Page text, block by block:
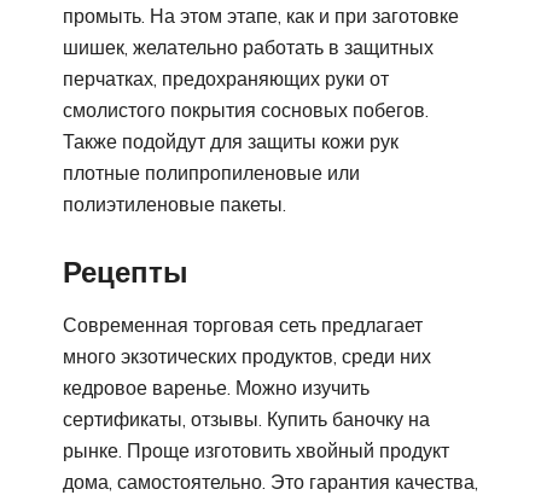
промыть. На этом этапе, как и при заготовке
шишек, желательно работать в защитных
перчатках, предохраняющих руки от
смолистого покрытия сосновых побегов.
Также подойдут для защиты кожи рук
плотные полипропиленовые или
полиэтиленовые пакеты.
Рецепты
Современная торговая сеть предлагает
много экзотических продуктов, среди них
кедровое варенье. Можно изучить
сертификаты, отзывы. Купить баночку на
рынке. Проще изготовить хвойный продукт
дома, самостоятельно. Это гарантия качества,